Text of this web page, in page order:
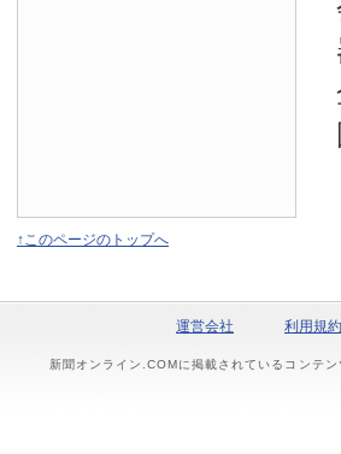
↑このページのトップへ
運営会社 利用規約
新聞オンライン.COMに掲載されているコンテ